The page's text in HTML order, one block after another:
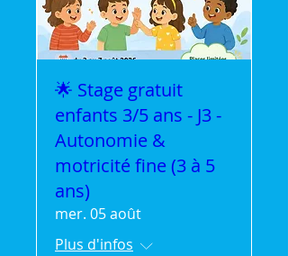
🌟 Stage gratuit
enfants 3/5 ans - J3 -
Autonomie &
motricité fine (3 à 5
ans)
mer. 05 août
Plus d'infos